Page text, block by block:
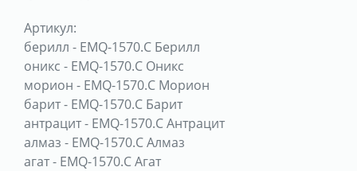
Артикул:
берилл - EMQ-1570.C Берилл
оникс - EMQ-1570.C Оникс
морион - EMQ-1570.C Морион
барит- EMQ-1570.C Барит
антрацит- EMQ-1570.C Антрацит
алмаз - EMQ-1570.C Алмаз
агат- EMQ-1570.C Агат